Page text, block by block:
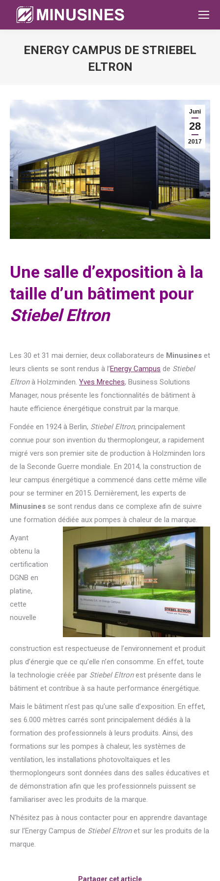
ENERGY CAMPUS DE STRIEBEL
ELTRON
Juni
28
2017
Une salle d’exposition à la
taille d’un bâtiment pour
Stiebel Eltron
Les 30 et 31 mai dernier, deux collaborateurs de Minusines et
leurs clients se sont rendus à l’Energy Campus de Stiebel
Eltronà Holzminden. Yves Mreches, Business Solutions
Manager, nous présente les fonctionnalités de bâtiment à
haute efficience énergétique construit par la marque.
Fondée en 1924 à Berlin, Stiebel Eltron, principalement
connue pour son invention du thermoplongeur, a rapidement
migré vers son premier site de production à Holzminden lors
de la Seconde Guerre mondiale. En 2014, la construction de
leur campus énergétique a commencé dans cette même ville
pour se terminer en 2015. Dernièrement, les experts de
Minusines se sont rendus dans ce complexe afin de suivre
une formation dédiée aux pompes à chaleur de la marque.
Ayant
obtenu la
certification
DGNB en
platine,
cette
nouvelle
construction est respectueuse de l’environnement et produit
plus d’énergie que ce qu’elle n’en consomme. En effet, toute
la technologie créée par Stiebel Eltronest présente dans le
bâtiment et contribue à sa haute performance énergétique.
Mais le bâtiment n’est pas qu’une salle d’exposition. En effet,
ses 6.000 mètres carrés sont principalement dédiés à la
formation des professionnels à leurs produits. Ainsi, des
formations sur les pompes à chaleur, les systèmes de
ventilation, les installations photovoltaïques et les
thermoplongeurs sont données dans des salles éducatives et
de démonstration afin que les professionnels puissent se
familiariser avec les produits de la marque.
N’hésitez pas à nous contacter pour en apprendre davantage
sur l’Energy Campus de Stiebel Eltronet sur les produits de la
marque.
Partager cet article